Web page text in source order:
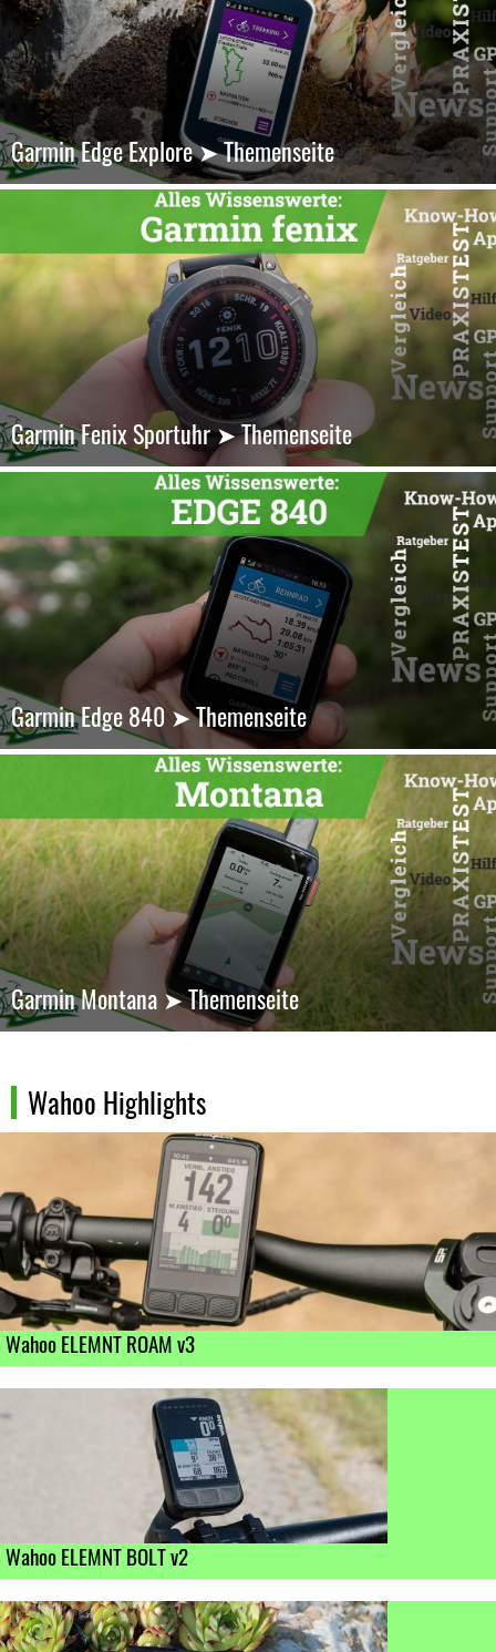
Garmin Edge Explore ➤ Themenseite
Garmin Fenix Sportuhr ➤ Themenseite
Garmin Edge 840 ➤ Themenseite
Garmin Montana ➤ Themenseite
Wahoo Highlights
Wahoo ELEMNT ROAM v3
Wahoo ELEMNT BOLT v2